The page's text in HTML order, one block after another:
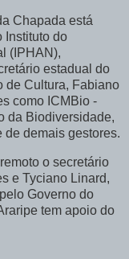
Chapada está
Instituto do
(IPHAN),
estadual do
de Cultura, Fabiano
como ICMBio -
da Biodiversidade,
demais gestores.
o secretário
e Tyciano Linard,
Governo do
tem apoio do